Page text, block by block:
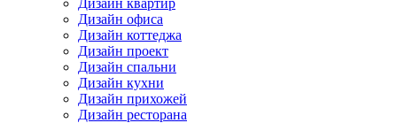
Дизайн квартир
Дизайн офиса
Дизайн коттеджа
Дизайн проект
Дизайн спальни
Дизайн кухни
Дизайн прихожей
Дизайн ресторана